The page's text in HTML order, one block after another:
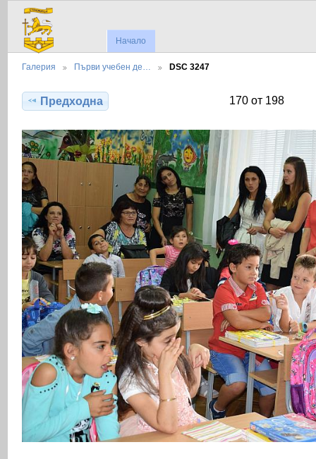
Начало
Галерия Първи учебен де… DSC 3247
Предходна 170 от 198